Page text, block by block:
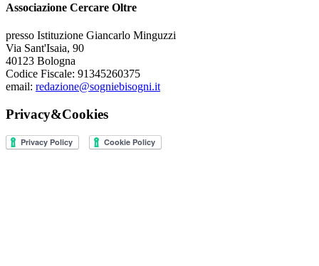
Associazione Cercare Oltre
presso Istituzione Giancarlo Minguzzi
Via Sant'Isaia, 90
40123 Bologna
Codice Fiscale: 91345260375
email: redazione@sogniebisogni.it
Privacy&Cookies